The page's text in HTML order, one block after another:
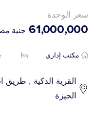
سعر الوحدة
61,000,000 جنية
مكتب إداري
القرية الذكية ,
الجيزة